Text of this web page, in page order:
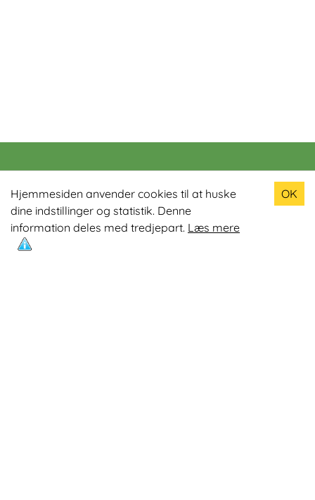
Hjemmesiden anvender cookies til at huske
dine indstillinger og statistik. Denne
information deles med tredjepart. Læs mere
OK
Populære produkter
Odin R900 Romaskine
Odin S900 Spinningcykel